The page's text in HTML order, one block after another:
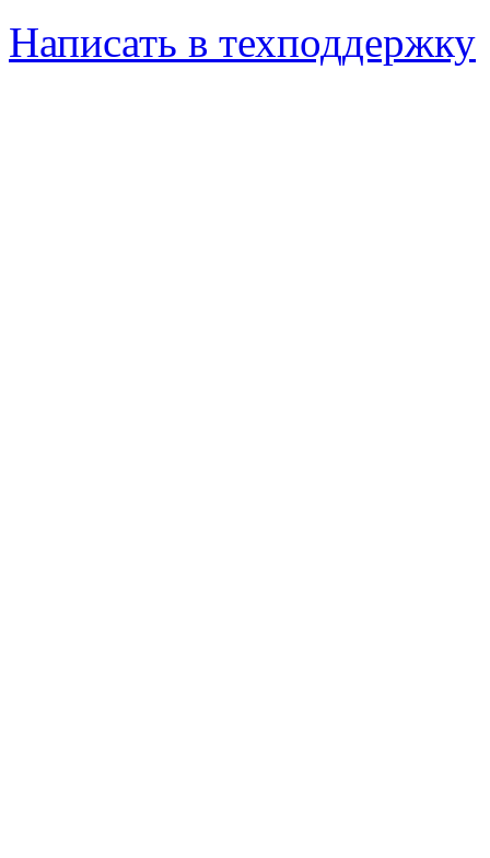
Написать в техподдержку